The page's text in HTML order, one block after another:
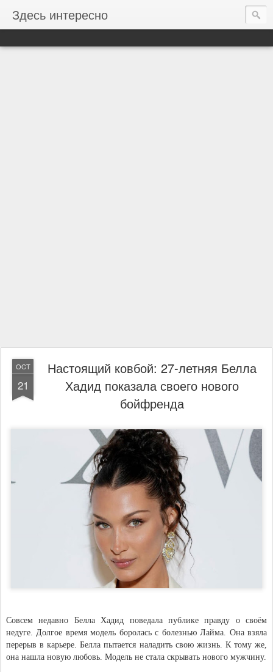
Здесь интересно
OCT
21
Настоящий ковбой: 27-летняя Белла
Хадид показала своего нового
бойфренда
Совсем недавно Белла Хадид поведала публике правду о своём
недуге. Долгое время модель боролась с болезнью Лайма. Она взяла
перерыв в карьере. Белла пытается наладить свою жизнь. К тому же,
она нашла новую любовь. Модель не стала скрывать нового мужчину.